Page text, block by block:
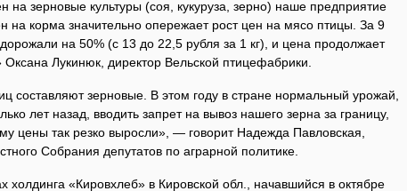
на зерновые культуры (соя, кукуруза, зерно) наше предприятие
на корма значительно опережает рост цен на мясо птицы. За 9
на 50% (с 13 до 22,5 рубля за 1 кг), и цена продолжает
Лукинюк, директор Вельской птицефабрики.
составляют зерновые. В этом году в стране нормальный урожай,
лет назад, вводить запрет на вывоз нашего зерна за границу,
цены так резко выросли», — говорит Надежда Павловская,
Собрания депутатов по аграрной политике.
холдинга «Кировхлеб» в Киров­ской обл., начавшийся в октябре